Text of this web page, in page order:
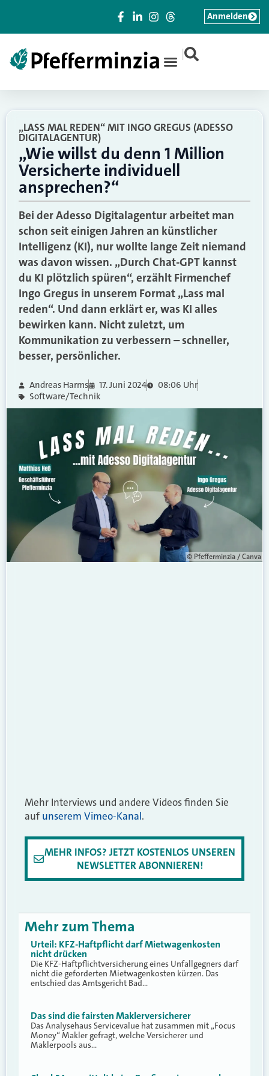
|
Anmelden
„LASS MAL REDEN“ MIT INGO GREGUS (ADESSO
DIGITALAGENTUR)
„Wie willst du denn 1 Million
Versicherte individuell
ansprechen?“
Bei der Adesso Digitalagentur arbeitet man
schon seit einigen Jahren an künstlicher
Intelligenz (KI), nur wollte lange Zeit niemand
was davon wissen. „Durch Chat-GPT kannst
du KI plötzlich spüren“, erzählt Firmenchef
Ingo Gregus in unserem Format „Lass mal
reden“. Und dann erklärt er, was KI alles
bewirken kann. Nicht zuletzt, um
Kommunikation zu verbessern – schneller,
besser, persönlicher.
Andreas Harms 17. Juni 2024
08:06 Uhr
Software/Technik
© Pfefferminzia / Canva
Mehr Interviews und andere Videos finden Sie
aufunserem Vimeo-Kanal.
MEHR INFOS? JETZT KOSTENLOS UNSEREN
NEWSLETTER ABONNIEREN!
Mehr zum Thema
Urteil: KFZ-Haftpflicht darf Mietwagenkosten
nicht drücken
Die KFZ-Haftpflichtversicherung eines Unfallgegners darf
nicht die geforderten Mietwagenkosten kürzen. Das
entschied das Amtsgericht Bad…
Das sind die fairsten Maklerversicherer
Das Analysehaus Servicevalue hat zusammen mit „Focus
Money“ Makler gefragt, welche Versicherer und
Maklerpools aus…